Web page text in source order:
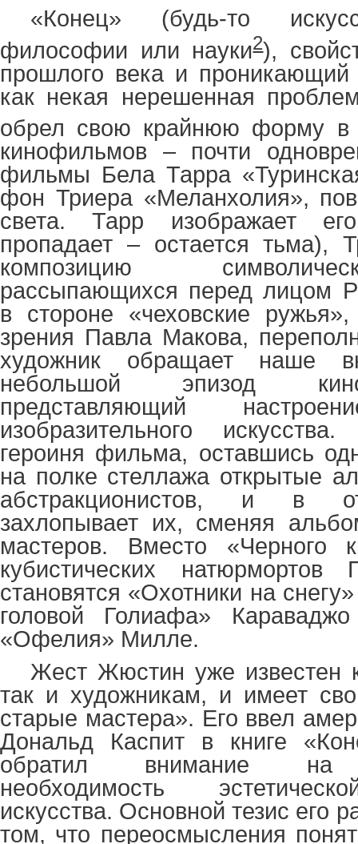
«Конец» (будь-то
философии или науки2),
прошлого века и
как некая нерешенная
обрел свою крайнюю форму в
кинофильмов – почти
фильмы Бела Тарра
фон Триера «Меланхолия»,
света. Тарр изображает
пропадает – остается тьма),
композицию
рассыпающихся перед лицом
в стороне «чеховские
зрения Павла Макова,
художник обращает наше
небольшой эпизод
представляющий
изобразительного
героиня фильма, оставшись
на полке стеллажа открытые
абстракционистов, и в
захлопывает их, сменяя
мастеров. Вместо «Черного
кубистических
становятся «Охотники на
головой Голиафа»
«Офелия» Милле.
Жест Жюстин уже известен
так и художникам, и имеет
старые мастера». Его ввел
Дональд Каспит в книге
обратил внимание на
необходимость
искусства. Основной тезис его
том, что переосмысления